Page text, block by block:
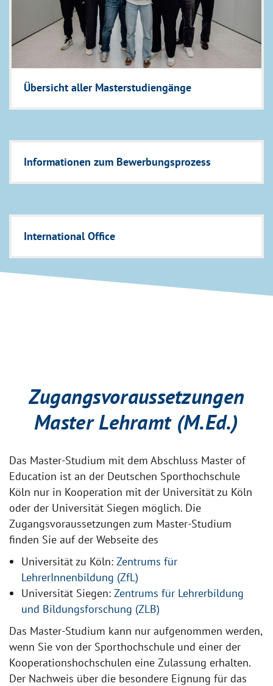
Übersicht aller Masterstudiengänge
Informationen zum Bewerbungsprozess
International Office
Zugangsvoraussetzungen
Master Lehramt (M.Ed.)
Das Master-Studium mit dem Abschluss Master of
Education ist an der Deutschen Sporthochschule
Köln nur in Kooperation mit der Universität zu Köln
oder der Universität Siegen möglich. Die
Zugangsvoraussetzungen zum Master-Studium
finden Sie auf der Webseite des
Universität zu Köln: Zentrums für
LehrerInnenbildung (ZfL)
Universität Siegen: Zentrums für Lehrerbildung
und Bildungsforschung (ZLB)
Das Master-Studium kann nur aufgenommen werden,
wenn Sie von der Sporthochschule und einer der
Kooperationshochschulen eine Zulassung erhalten.
Der Nachweis über die besondere Eignung für das